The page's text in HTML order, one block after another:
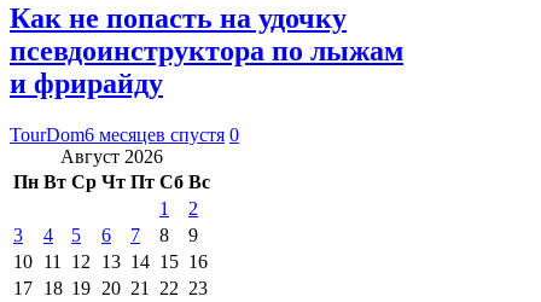
Как не попасть на удочку
псевдоинструктора по лыжам
и фрирайду
TourDom6 месяцев спустя 0
Август 2026
Пн Вт Ср Чт Пт Сб Вс
1
2
3
4 5 6 7 8
9
10 11 12 13 14 15 16
17 18 19 20 21 22 23